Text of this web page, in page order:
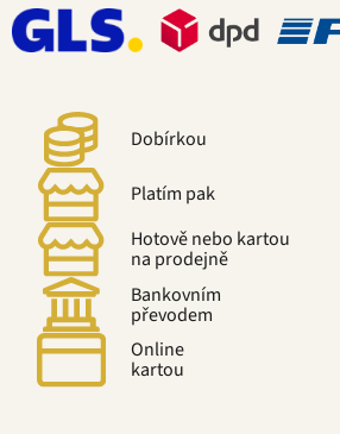
Dobírkou
Platím pak
Hotově nebo kartou
na prodejně
Bankovním
převodem
Online
kartou